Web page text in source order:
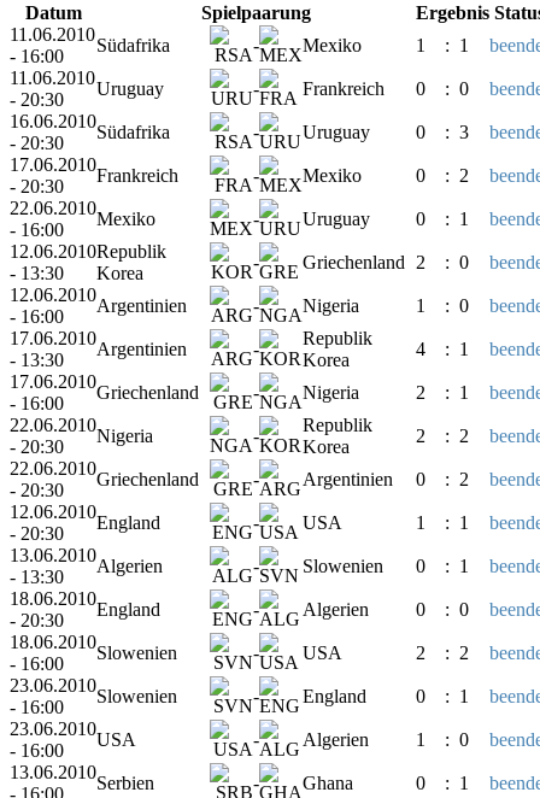
Datum Spielpaarung Ergebnis
11.06.2010
- 16:00
Südafrika - Mexiko 1 : 1
11.06.2010
- 20:30
Uruguay - Frankreich 0 : 0
16.06.2010
- 20:30
Südafrika - Uruguay 0 : 3
17.06.2010
- 20:30
Frankreich - Mexiko 0 : 2
22.06.2010
- 16:00
Mexiko - Uruguay 0 : 1
12.06.2010
- 13:30
Republik
Korea
- Griechenland 2 : 0
12.06.2010
- 16:00
Argentinien - Nigeria 1 : 0
17.06.2010
- 13:30
Argentinien -
Republik
Korea
4 : 1
17.06.2010
- 16:00
Griechenland - Nigeria 2 : 1
22.06.2010
- 20:30
Nigeria -
Republik
Korea
2 : 2
22.06.2010
- 20:30
Griechenland - Argentinien 0 : 2
12.06.2010
- 20:30
England - USA 1 : 1
13.06.2010
- 13:30
Algerien - Slowenien 0 : 1
18.06.2010
- 20:30
England - Algerien 0 : 0
18.06.2010
- 16:00
Slowenien - USA 2 : 2
23.06.2010
- 16:00
Slowenien - England 0 : 1
23.06.2010
- 16:00
USA - Algerien 1 : 0
13.06.2010
- 16:00
Serbien - Ghana 0 : 1